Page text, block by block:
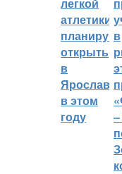
атлетики
планируют
открыть
в
в этом
году
в